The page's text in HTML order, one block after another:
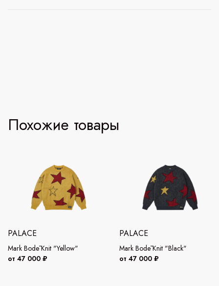
Похожие товары
PALACE
Mark Bodē Knit "Yellow"
от 47 000 ₽
PALACE
Mark Bodē Knit "Black"
от 47 000 ₽